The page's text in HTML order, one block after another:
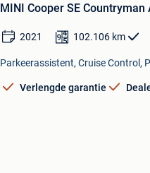
MINI Cooper SE Countryman
2021 102.106 km
Parkeerassistent, Cruise Control,
Verlengde garantie